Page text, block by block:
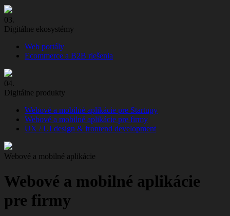
03.
Digitálne ekosystémy
Web portály
Ecommerce a B2B riešenia
04.
Digitálne produkty
Webové a mobilné aplikácie pre Startupy
Webové a mobilné aplikácie pre firmy
UX / UI design & frontend development
Webové a mobilné aplikácie
Webové a mobilné aplikácie
pre firmy